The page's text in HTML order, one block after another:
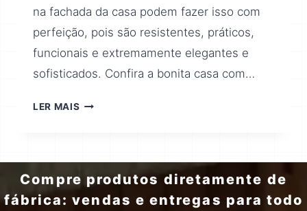
na fachada da casa podem fazer isso com
perfeição, pois são resistentes, práticos,
funcionais e extremamente elegantes e
sofisticados. Confira a bonita casa com…
LER MAIS
Compre produtos diretamente de
fábrica: vendas e entregas para todo